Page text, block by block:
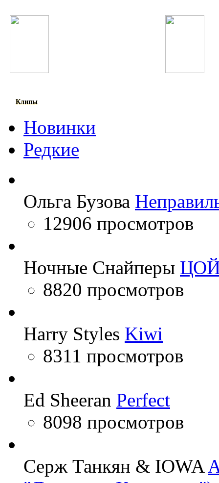
Клипы
Новинки
Редкие
Ольга Бузова
12906 просмотров
Ночные Снайперы
8820 просмотров
Harry Styles Kiwi
8311 просмотров
Ed Sheeran Perfect
8098 просмотров
Серж Танкян & IOWA